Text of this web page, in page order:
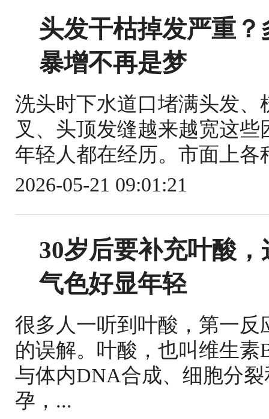
头发干枯掉发严重
暴增不再是梦
洗头时下水道口堵满头发
叉、头顶发缝越来越宽这
年轻人都在经历。市面上
2026-05-21 09:01:21
30岁后要补充叶酸
气色好显年轻
很多人一听到叶酸，第一
的误解。叶酸，也叫维生
与体内DNA合成、细胞分
孕，...